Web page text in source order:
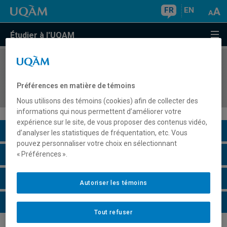
FR EN
Étudier à l'UQAM
COURS//
technique
Description du cours
Horaire - Été 2026
Horaire - Automne 2026
Horaire - Hiver 2027
Préférences en matière de témoins
Nous utilisons des témoins (cookies) afin de collecter des
informations qui nous permettent d’améliorer votre
expérience sur le site, de vous proposer des contenus vidéo,
d’analyser les statistiques de fréquentation, etc. Vous
pouvez personnaliser votre choix en sélectionnant
« Préférences ».
Tout refuser
Autoriser les témoins